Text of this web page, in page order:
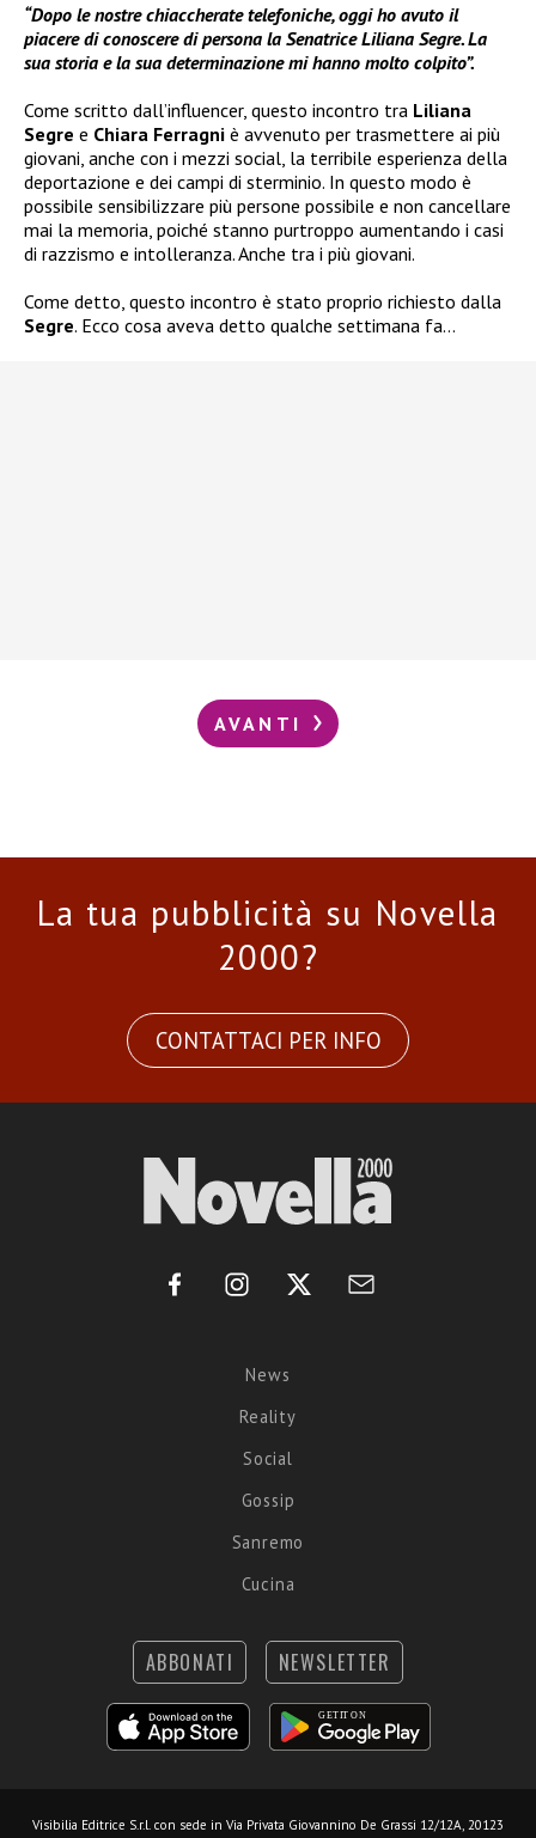
“Dopo le nostre chiaccherate telefoniche, oggi ho avuto il
piacere di conoscere di persona la Senatrice Liliana Segre. La
sua storia e la sua determinazione mi hanno molto colpito”.
Come scritto dall’influencer, questo incontro tra Liliana
Segre e Chiara Ferragni è avvenuto per trasmettere ai più
giovani, anche con i mezzi social, la terribile esperienza della
deportazione e dei campi di sterminio. In questo modo è
possibile sensibilizzare più persone possibile e non cancellare
mai la memoria, poiché stanno purtroppo aumentando i casi
di razzismo e intolleranza. Anche tra i più giovani.
Come detto, questo incontro è stato proprio richiesto dalla
Segre. Ecco cosa aveva detto qualche settimana fa…
AVANTI
La tua pubblicità su Novella
2000?
CONTATTACI PER INFO
News
Reality
Social
Gossip
Sanremo
Cucina
ABBONATI NEWSLETTER
Visibilia Editrice S.r.l. con sede in Via Privata Giovannino De Grassi 12/12A, 20123